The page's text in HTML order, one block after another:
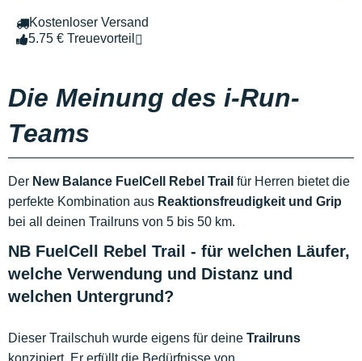
Kostenloser Versand
5.75 € Treuevorteil
Die Meinung des i-Run-
Teams
Der New Balance FuelCell Rebel Trail für Herren bietet die
perfekte Kombination aus Reaktionsfreudigkeit und Grip
bei all deinen Trailruns von 5 bis 50 km.
NB FuelCell Rebel Trail - für welchen Läufer,
welche Verwendung und Distanz und
welchen Untergrund?
Dieser Trailschuh wurde eigens für deine Trailruns